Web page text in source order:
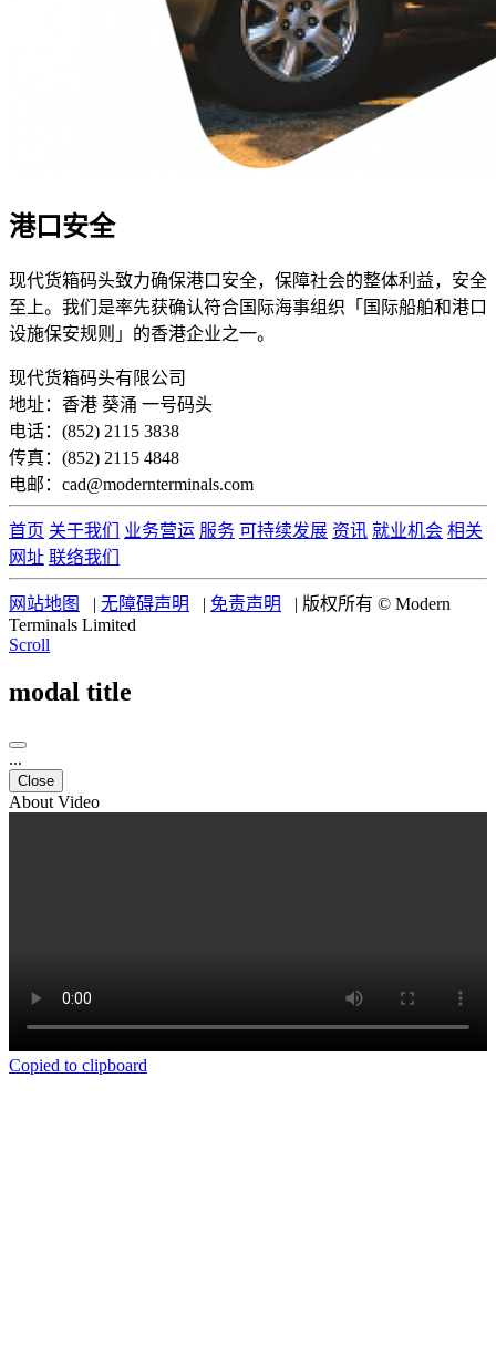
港口安全
现代货箱码头致力确保港口安全，保障社会的整体利益，安全
至上。我们是率先获确认符合国际海事组织「国际船舶和港口
设施保安规则」的香港企业之一。
现代货箱码头有限公司
地址：香港 葵涌 一号码头
电话：(852) 2115 3838
传真：(852) 2115 4848
电邮：cad@modernterminals.com
首页 关于我们 业务营运 服务 可持续发展 资讯 就业机会 相关
网址 联络我们
网站地图 | 无障碍声明 | 免责声明 | 版权所有 © Modern
Terminals Limited
Scroll
modal title
...
Close
About Video
Copied to clipboard